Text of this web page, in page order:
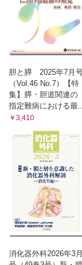
胆と膵 2025年7月
（Vol.46 No.7）【特
集】膵・胆道関連の
指定難病における最...
￥3,410
消化器外科2026年3月